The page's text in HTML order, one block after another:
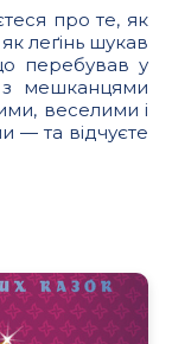
про те, як
леґінь шукав
перебував у
з мешканцями
веселими і
— та відчуєте